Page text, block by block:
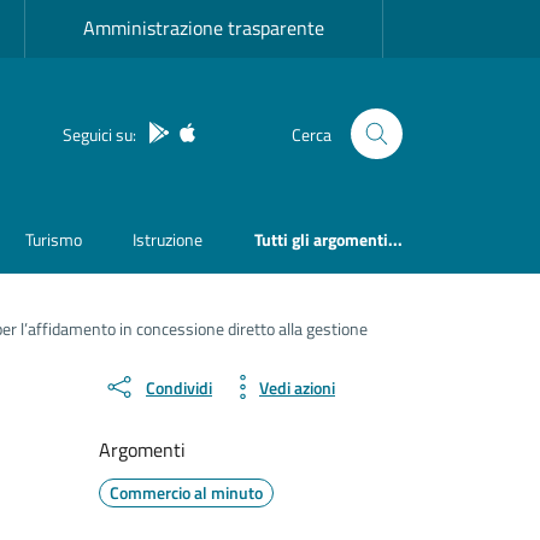
Amministrazione trasparente
Seguici su: App Android
App IOS Cerca
Turismo Istruzione Tutti gli argomenti...
l’affidamento in concessione diretto alla gestione
Condividi Vedi azioni
Argomenti
Commercio al minuto